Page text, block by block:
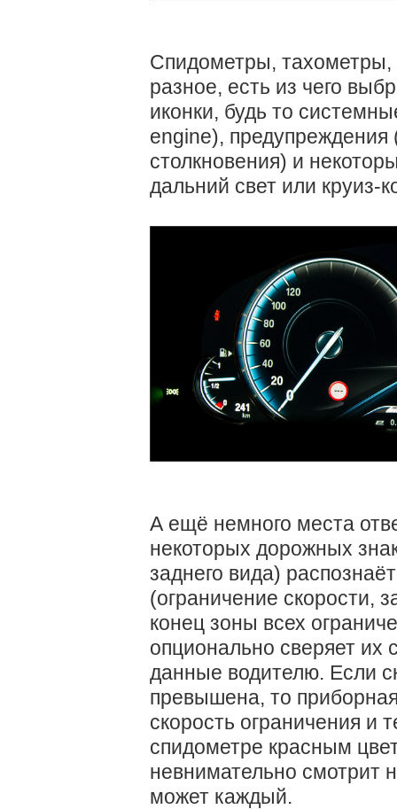
Спидометры,
разное, есть из чего
иконки, будь то
engine), предупреждения
столкновения) и
дальний свет или круиз-
А ещё немного места
некоторых дорожных
заднего вида)
(ограничение скорости,
конец зоны всех
опционально сверяет их
данные водителю. Если
превышена, то
скорость ограничения и
спидометре красным
невнимательно смотрит
может каждый.